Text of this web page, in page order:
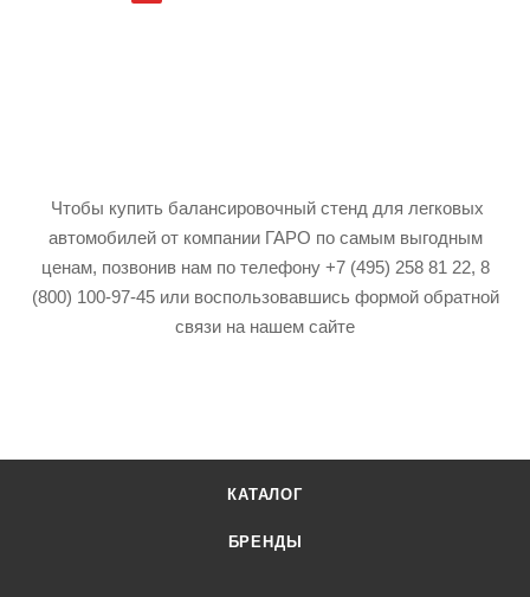
Чтобы купить балансировочный стенд для легковых
автомобилей от компании ГАРО по самым выгодным
ценам, позвонив нам по телефону +7 (495) 258 81 22, 8
(800) 100-97-45 или воспользовавшись формой обратной
связи на нашем сайте
КАТАЛОГ
БРЕНДЫ